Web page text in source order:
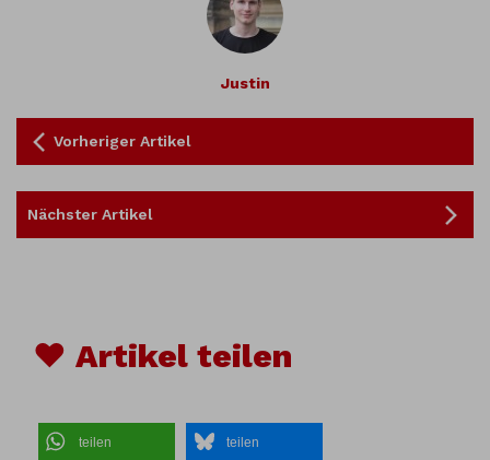
Justin
Vorheriger Artikel
Nächster Artikel
♥ Artikel teilen
teilen teilen